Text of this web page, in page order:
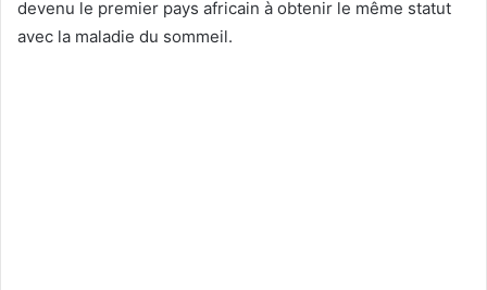
devenu le premier pays africain à obtenir le même statut
avec la maladie du sommeil.